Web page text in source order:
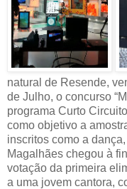
natural de Resende,
de Julho, o concurso
programa Curto
como objetivo a
inscritos como a
Magalhães chegou à
votação da primeira
a uma jovem cantora,